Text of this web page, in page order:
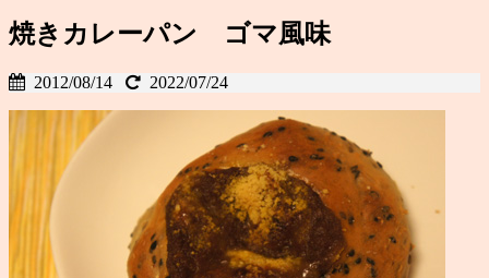
焼きカレーパン ゴマ風味
2012/08/14 2022/07/24